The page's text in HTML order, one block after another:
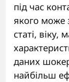
під час
якого може
статі, віку,
даних
найбільш